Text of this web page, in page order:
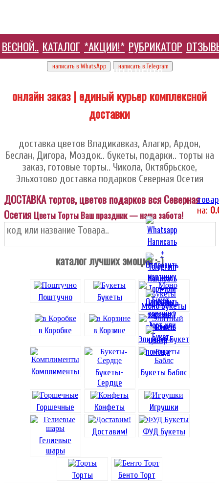
ВЕСНОЙ.. КАТАЛОГ *АКЦИИ!* РУБРИКАТОР
HELP ЦЕНТР
+7 905 410 70 10
написать в WhatsApp написать в Telegram
онлайн заказ | единый курьер комплексной
доставки
доставка цветов Владикавказ, Алагир, Ардон,
Беслан, Дигора, Моздок.. букеты, подарки.. торты на
заказ, готовые торты.. Чикола, Октябрьское,
Эльхотово доставка подарков Северная Осетия
на:
ДОСТАВКА тортов, цветов подарков вся Северная
Осетия Цветы Торты Ваш праздник — наша забота!
каталог лучших эмоций :-)
Поштучно
Букеты
Моно Букеты
в Коробке
в Корзине
Элитный Букет
Комплименты
Букеты-
Сердце
Букеты Баблс
Горшечные Конфеты Игрушки
Гелиевые
шары
Доставим! ФУД Букеты
Торты Бенто Торт